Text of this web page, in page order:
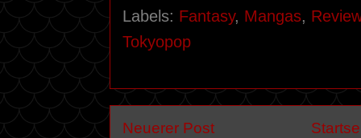
Labels: Fantasy, Mangas,
Tokyopop
Neuerer Post